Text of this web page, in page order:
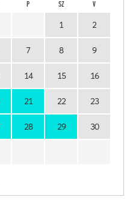
P SZ V
1 2
7 8 9
14 15 16
21 22 23
28 29 30